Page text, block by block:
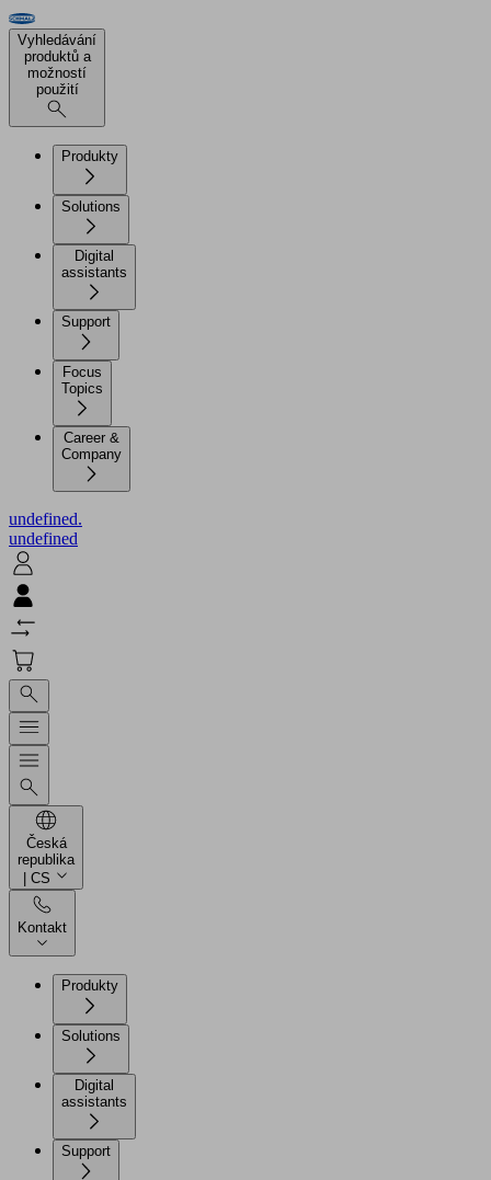
Vyhledávání
produktů a
možností
použití
Produkty
Solutions
Digital
assistants
Support
Focus
Topics
Career &
Company
undefined.
undefined
Česká
republika
| CS
Kontakt
Produkty
Solutions
Digital
assistants
Support